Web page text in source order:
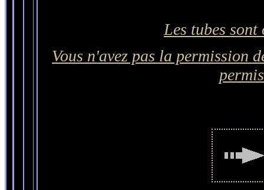
Les tubes
Vous n'avez pas la permission